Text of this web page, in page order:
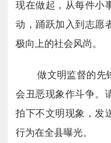
现在做起，从每件小
动，踊跃加入到志愿
极向上的社会风尚。
做文明监督的先
会丑恶现象作斗争。
拍下不文明现象，发
行为在全县曝光。